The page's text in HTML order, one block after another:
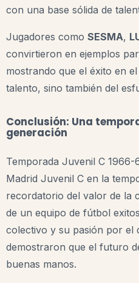
con una base sólida de
Jugadores como SESMA,
convirtieron en ejemplos
mostrando que el éxito en
talento, sino también del
Conclusión: Una
generación
Temporada Juvenil C 1966-
Madrid Juvenil C en la
recordatorio del valor de la
de un equipo de fútbol
colectivo y su pasión por el
demostraron que el futuro
buenas manos.